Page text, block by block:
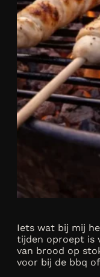
Iets wat bij mij
tijden oproept is
van brood op
voor bij de bbq